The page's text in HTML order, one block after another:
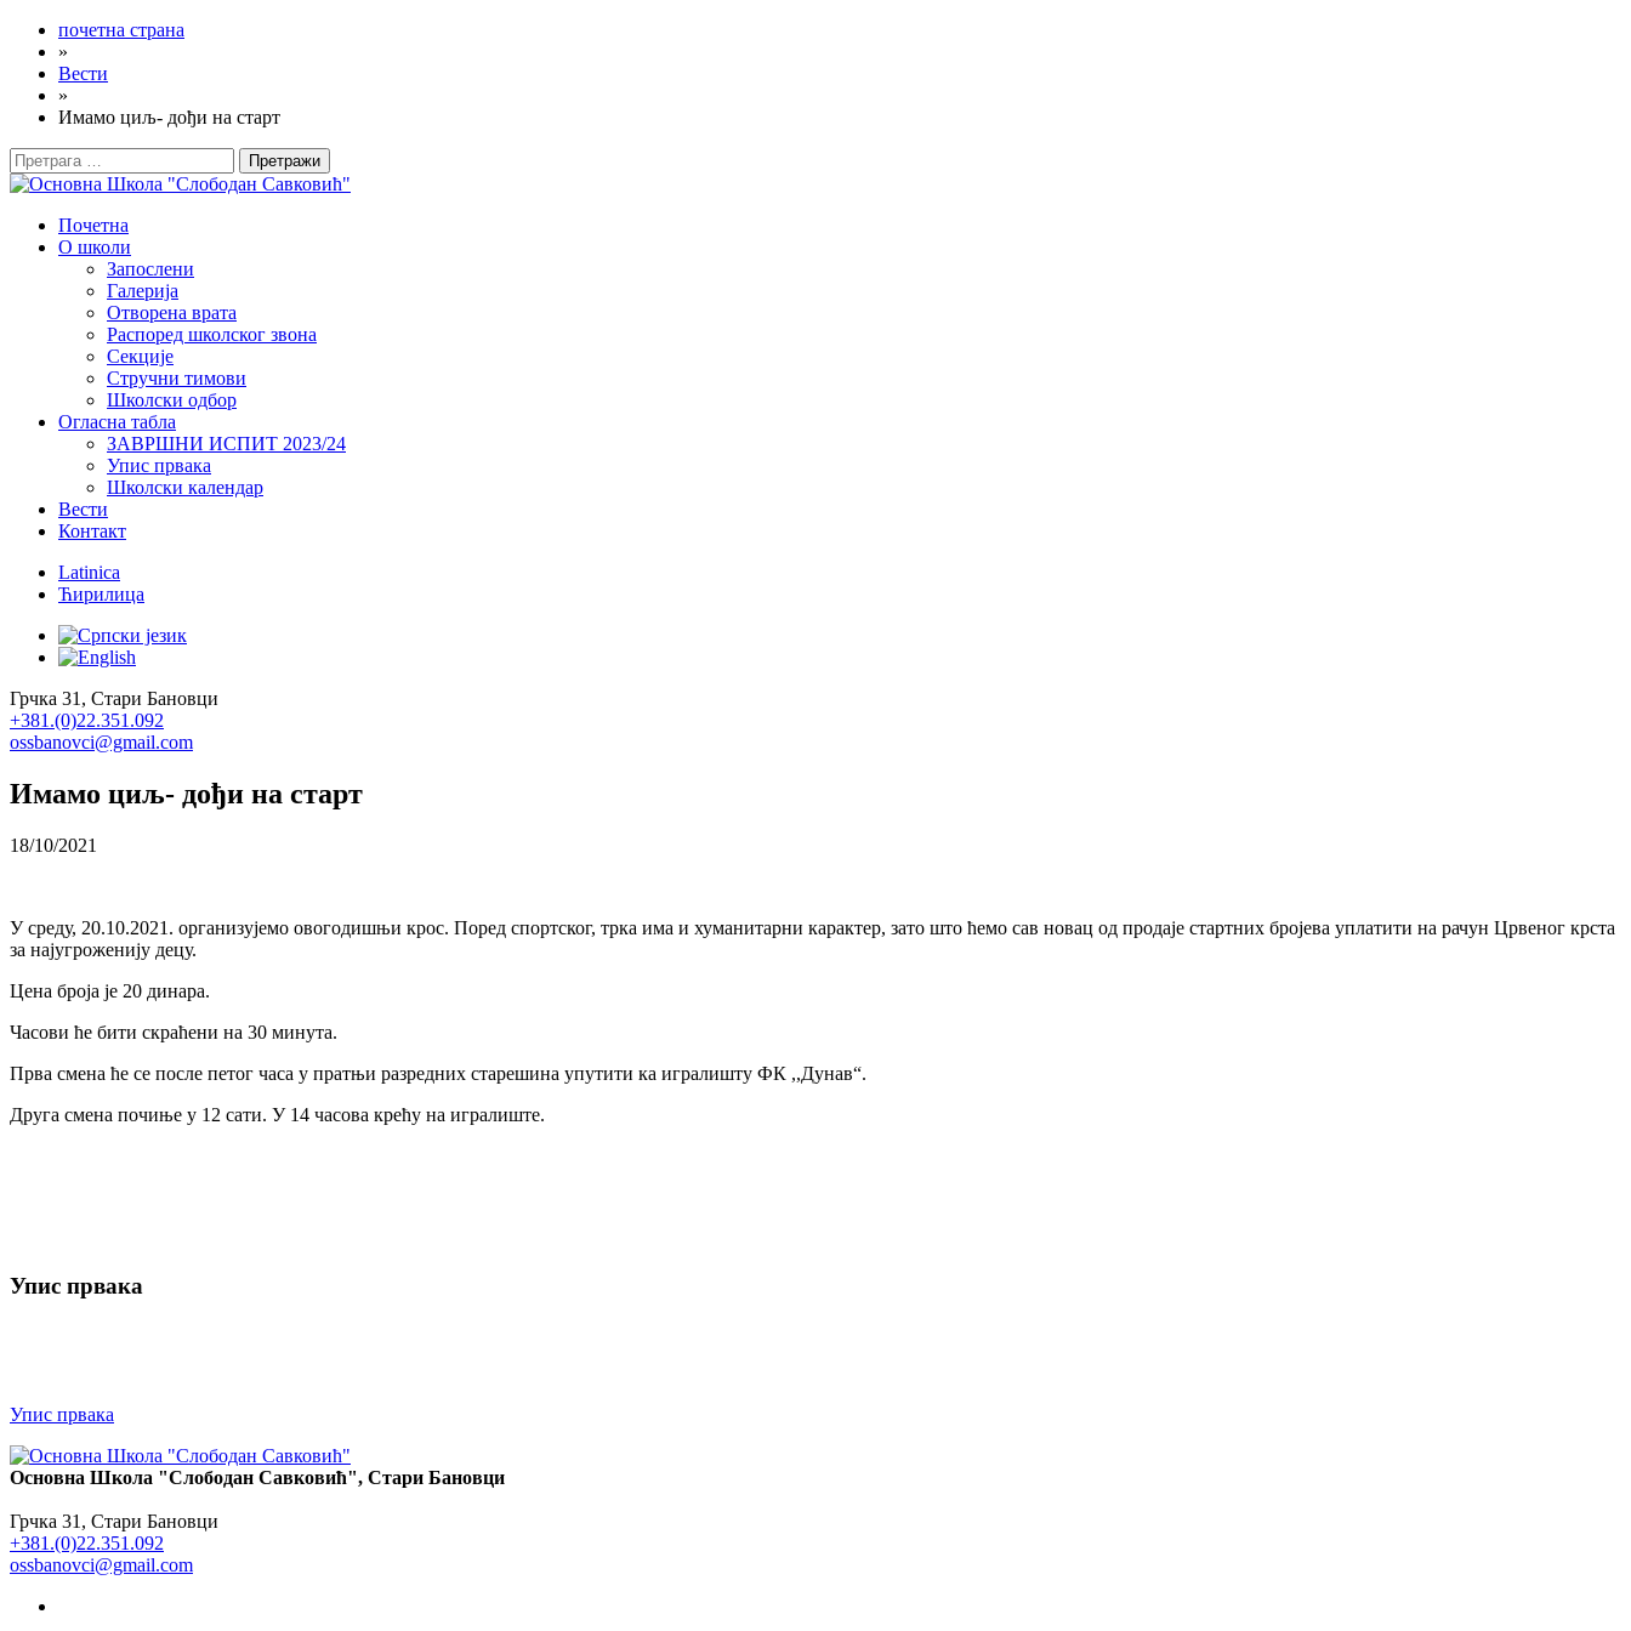
почетна страна
»
Вести
»
Имамо циљ- дођи на старт
Претрага
за:
Почетна
О школи
Запослени
Галерија
Отворена врата
Распоред школског звона
Секције
Стручни тимови
Школски одбор
Огласна табла
ЗАВРШНИ ИСПИТ 2023/24
Упис првака
Школски календар
Вести
Контакт
Latinica
Ћирилица
Грчка 31, Стари Бановци
+381.(0)22.351.092
ossbanovci@gmail.com
Имамо циљ- дођи на старт
18/10/2021
У среду, 20.10.2021. организујемо овогодишњи крос. Поред спортског, трка има и хуманитарни карактер, зато што ћемо сав новац од продаје стартних бројева уплатити на рачун Црвеног крста
за најугроженију децу.
Цена броја је 20 динара.
Часови ће бити скраћени на 30 минута.
Прва смена ће се после петог часа у пратњи разредних старешина упутити ка игралишту ФК ,,Дунав“.
Друга смена почиње у 12 сати. У 14 часова крећу на игралиште.
Упис првака
Упис првака
Основна Школа "Слободан Савковић", Стари Бановци
Грчка 31, Стари Бановци
+381.(0)22.351.092
ossbanovci@gmail.com